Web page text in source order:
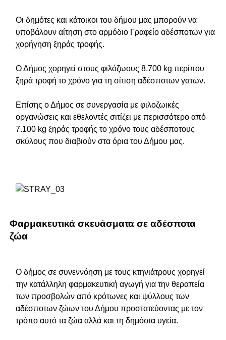
Οι δημότες και κάτοικοι του δήμου μας μπορούν να
υποβάλουν αίτηση στο αρμόδιο Γραφείο αδέσποτων για
χορήγηση ξηράς τροφής.
Ο Δήμος χορηγεί στους φιλόζωους 8.700 kg περίπου
ξηρά τροφή το χρόνο για τη σίτιση αδέσποτων γατών.
Επίσης ο Δήμος σε συνεργασία με φιλοζωικές
οργανώσεις και εθελοντές σιτίζει με περισσότερο από
7.100 kg ξηράς τροφής το χρόνο τους αδέσποτους
σκύλους που διαβιούν στα όρια του Δήμου μας.
Φαρμακευτικά σκευάσματα σε αδέσποτα
ζώα
Ο δήμος σε συνεννόηση με τους κτηνιάτρους χορηγεί
την κατάλληλη φαρμακευτική αγωγή για την θεραπεία
των προσβολών από κρότωνες και ψύλλους των
αδέσποτων ζώων του Δήμου προστατεύοντας με τον
τρόπο αυτό τα ζώα αλλά και τη δημόσια υγεία.